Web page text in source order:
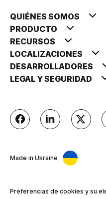
QUIÉNES SOMOS
PRODUCTO
RECURSOS
LOCALIZACIONES
DESARROLLADORES
LEGAL Y SEGURIDAD
Made in Ukraine
Preferencias de cookies y su